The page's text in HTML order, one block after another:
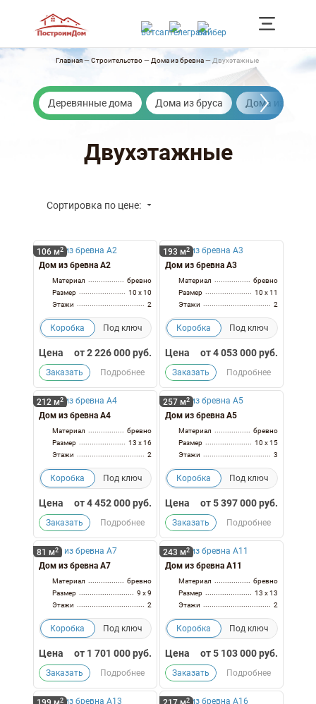
Главная—Строительство— Дома из бревна— Двухэтажные
Деревянные дома Дома из бруса Дома из
Двухэтажные
Сортировка по цене:
106 м2
Дом из бревна А2
Материал
бревно
Размер
10 x 10
Этажи
2
Коробка Под ключ
Цена от2 226 000руб.
Заказать Подробнее
193 м2
Дом из бревна А3
Материал
бревно
Размер
10 x 11
Этажи
2
Коробка Под ключ
Цена от4 053 000руб.
Заказать Подробнее
212 м2
Дом из бревна А4
Материал
бревно
Размер
13 x 16
Этажи
2
Коробка Под ключ
Цена от4 452 000руб.
Заказать Подробнее
257 м2
Дом из бревна А5
Материал
бревно
Размер
10 x 15
Этажи
3
Коробка Под ключ
Цена от5 397 000руб.
Заказать Подробнее
81 м2
Дом из бревна А7
Материал
бревно
Размер
9 x 9
Этажи
2
Коробка Под ключ
Цена от 1 701 000руб.
Заказать Подробнее
243 м2
Дом из бревна А11
Материал
бревно
Размер
13 x 13
Этажи
2
Коробка Под ключ
Цена от5 103 000руб.
Заказать Подробнее
2 2